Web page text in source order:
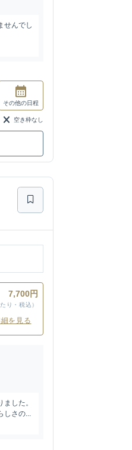
せんでし
その他の日程
空き枠なし
7,700円
り・税込）
を見る
した。
しさの...